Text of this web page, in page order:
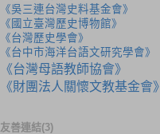
《吳三連台灣史料基金會》
《國立臺灣歷史博物館》
《台灣歷史學會》
《台中市海洋台語文研究學會》
《台灣母語教師協會》
《財團法人關懷文教基金會》
友善連結(3)